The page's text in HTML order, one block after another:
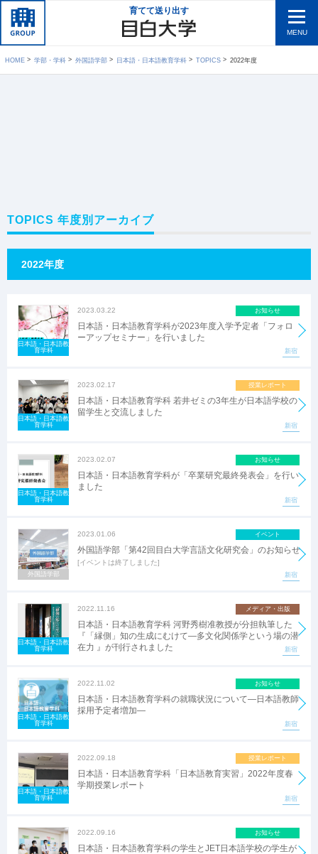
育てて送り出す
MENU
HOME 学部・学科 外国語学部 日本語・日本語教育学科 TOPICS 2022年度
TOPICS 年度別アーカイブ
2022年度
2023.03.22 お知らせ
日本語・日本語教育学科が2023年度入学予定者「フォロ
ーアップセミナー」を行いました
新宿
日本語・日本語教
育学科
2023.02.17 授業レポート
日本語・日本語教育学科 若井ゼミの3年生が日本語学校の
留学生と交流しました
新宿
日本語・日本語教
育学科
2023.02.07 お知らせ
日本語・日本語教育学科が「卒業研究最終発表会」を行い
ました
新宿
日本語・日本語教
育学科
2023.01.06 イベント
外国語学部「第42回目白大学言語文化研究会」のお知らせ
イベントは終了しました
新宿
外国語学部
2022.11.16 メディア・出版
日本語・日本語教育学科 河野秀樹准教授が分担執筆した
『「縁側」知の生成にむけて―多文化関係学という場の潜
在力 』が刊行されました
新宿
日本語・日本語教
育学科
2022.11.02 お知らせ
日本語・日本語教育学科の就職状況について―日本語教師
採用予定者増加―
新宿
日本語・日本語教
育学科
2022.09.18 授業レポート
日本語・日本語教育学科「日本語教育実習」2022年度春
学期授業レポート
新宿
日本語・日本語教
育学科
2022.09.16 お知らせ
日本語・日本語教育学科の学生とJET日本語学校の学生が